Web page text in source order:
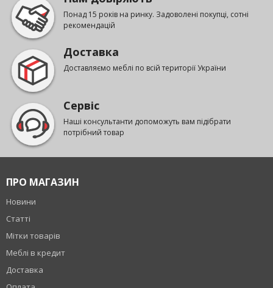
Понад 15 років на ринку. Задоволені покупці, сотні
рекомендацій
Доставка
Доставляємо меблі по всій території України
Сервіс
Наші консультанти допоможуть вам підібрати
потрібний товар
ПРО МАГАЗИН
Новини
Статті
Мітки товарів
Меблі в кредит
Доставка